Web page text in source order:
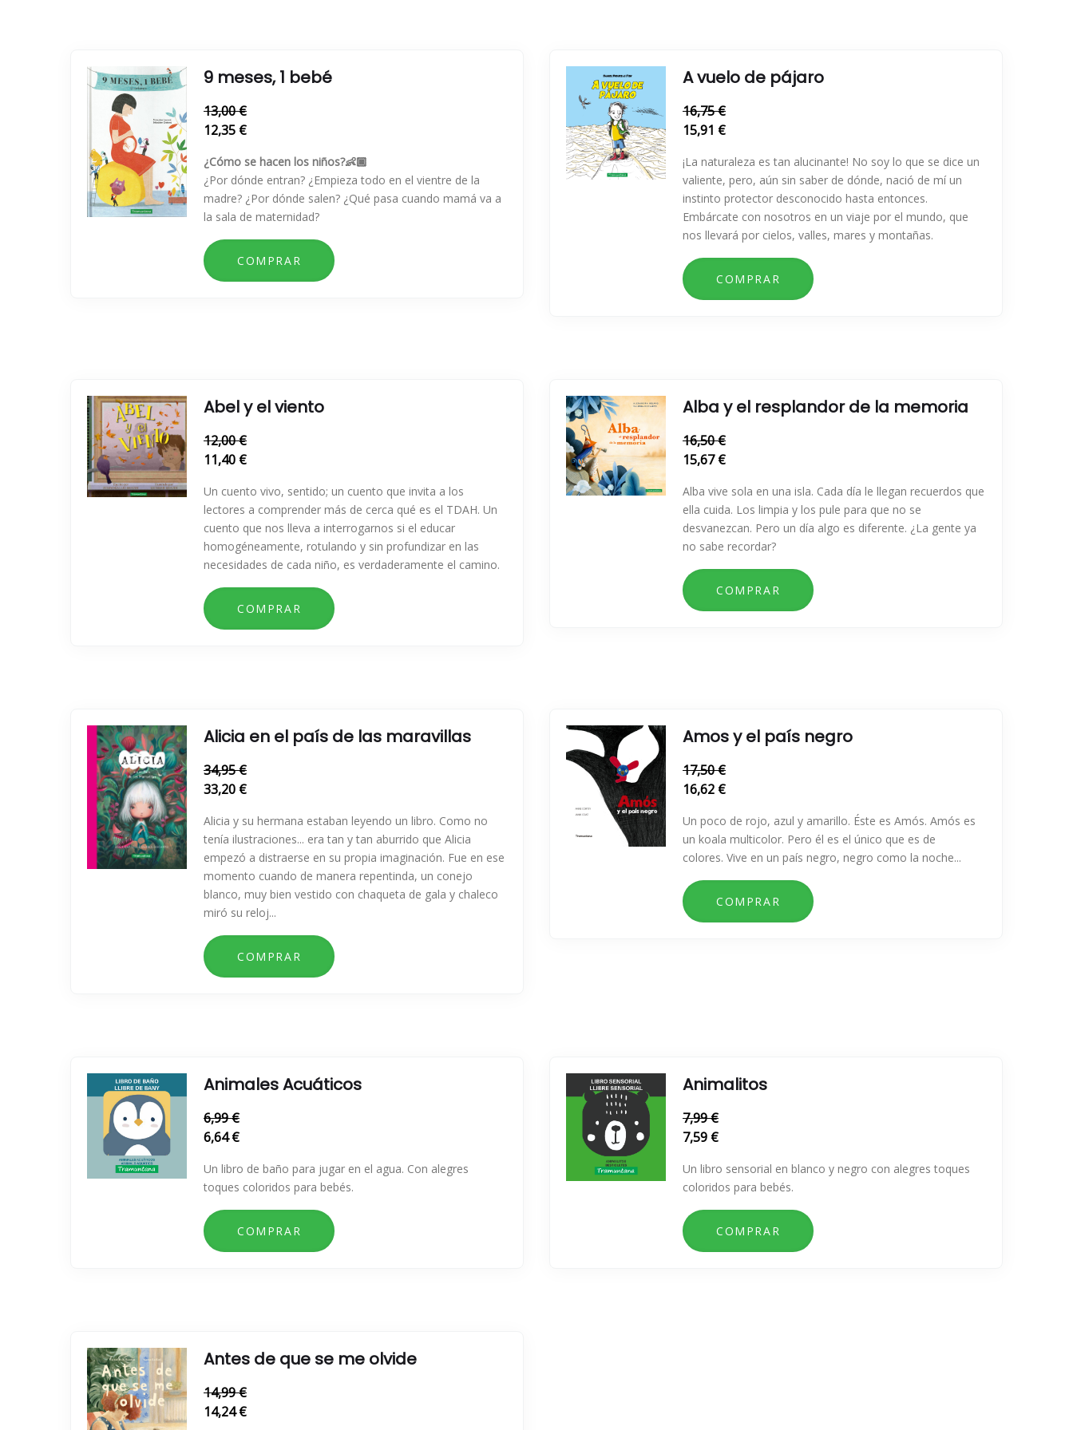
9 meses, 1 bebé
13,00 €
12,35 €
¿Cómo se hacen los niños?👶🏿
¿Por dónde entran? ¿Empieza todo en el vientre de la
madre? ¿Por dónde salen? ¿Qué pasa cuando mamá va a
la sala de maternidad?
A vuelo de pájaro
16,75 €
15,91 €
¡La naturaleza es tan alucinante! No soy lo que se dice un
valiente, pero, aún sin saber de dónde, nació de mí un
instinto protector desconocido hasta entonces.
Embárcate con nosotros en un viaje por el mundo, que
nos llevará por cielos, valles, mares y montañas.
Abel y el viento
12,00 €
11,40 €
Un cuento vivo, sentido; un cuento que invita a los
lectores a comprender más de cerca qué es el TDAH. Un
cuento que nos lleva a interrogarnos si el educar
homogéneamente, rotulando y sin profundizar en las
necesidades de cada niño, es verdaderamente el camino.
Alba y el resplandor de la memoria
16,50 €
15,67 €
Alba vive sola en una isla. Cada día le llegan recuerdos que
ella cuida. Los limpia y los pule para que no se
desvanezcan. Pero un día algo es diferente. ¿La gente ya
no sabe recordar?
Alicia en el país de las maravillas
34,95 €
33,20 €
Alicia y su hermana estaban leyendo un libro. Como no
tenía ilustraciones... era tan y tan aburrido que Alicia
empezó a distraerse en su propia imaginación. Fue en ese
momento cuando de manera repentinda, un conejo
blanco, muy bien vestido con chaqueta de gala y chaleco
miró su reloj...
Amos y el país negro
17,50 €
16,62 €
Un poco de rojo, azul y amarillo. Éste es Amós. Amós es
un koala multicolor. Pero él es el único que es de
colores. Vive en un país negro, negro como la noche...
Animales Acuáticos
6,99 €
6,64 €
Un libro de baño para jugar en el agua. Con alegres
toques coloridos para bebés.
Animalitos
7,99 €
7,59 €
Un libro sensorial en blanco y negro con alegres toques
coloridos para bebés.
Antes de que se me olvide
14,99 €
14,24 €